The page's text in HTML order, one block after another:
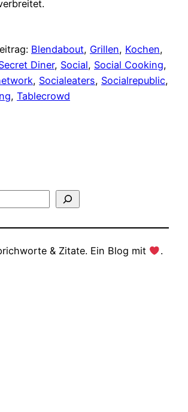
Blendabout, Grillen, Kochen
Diner, Social, Social Cooking
, Socialeaters, Socialrepublic
, Tablecrowd
& Zitate. Ein Blog mit .